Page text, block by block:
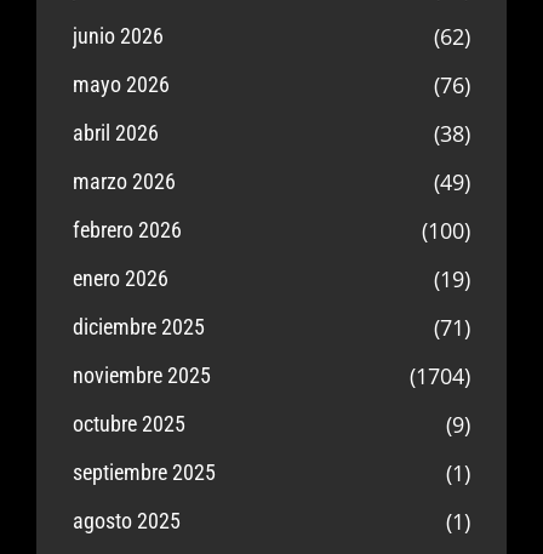
junio 2026 (62)
mayo 2026 (76)
abril 2026 (38)
marzo 2026 (49)
febrero 2026 (100)
enero 2026 (19)
diciembre 2025 (71)
noviembre 2025 (1704)
octubre 2025 (9)
septiembre 2025 (1)
agosto 2025 (1)